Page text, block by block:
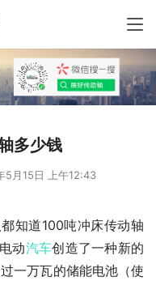
多少钱
5月15日 上午12:43
知道100吨冲床传动轴
动汽车创造了一种新的
一万瓦的储能电池（使